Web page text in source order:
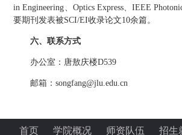
in Engineering
Optics Express、 IEEE
要期刊发表被SCI/EI收录论文10余篇。
六、联系方式
办公室：唐敖庆楼D539
邮箱：songfang@jlu.edu.cn
首页 学院概况 师资队伍 招生